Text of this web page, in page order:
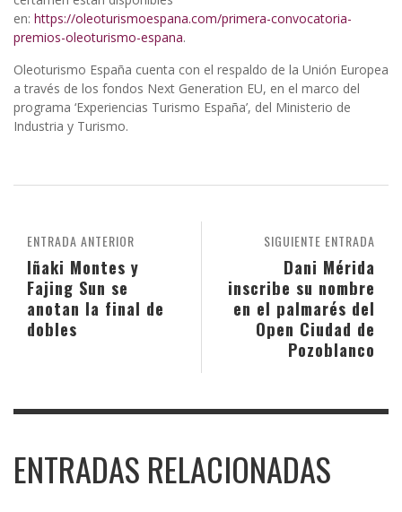
en: https://oleoturismoespana.com/primera-convocatoria-
premios-oleoturismo-espana.
Oleoturismo España cuenta con el respaldo de la Unión Europea
a través de los fondos Next Generation EU, en el marco del
programa ‘Experiencias Turismo España’, del Ministerio de
Industria y Turismo.
SIGUIENTE ENTRADA
Dani Mérida
inscribe su nombre
en el palmarés del
Open Ciudad de
Pozoblanco
ENTRADA ANTERIOR
Iñaki Montes y
Fajing Sun se
anotan la final de
dobles
ENTRADAS RELACIONADAS